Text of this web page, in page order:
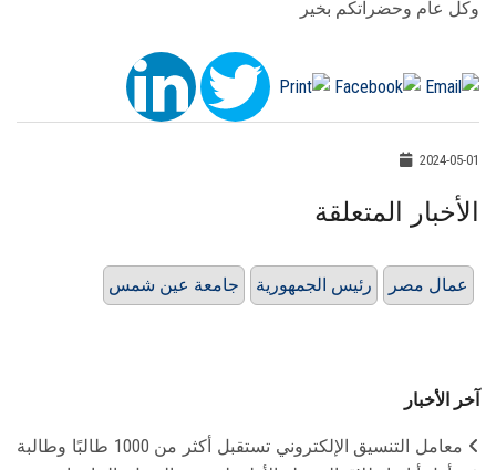
وكل عام وحضراتكم بخير
2024-05-01
الأخبار المتعلقة
جامعة عين شمس رئيس الجمهورية عمال مصر
آخر الأخبار
معامل التنسيق الإلكتروني تستقبل أكثر من 1000 طالبًا وطالبة